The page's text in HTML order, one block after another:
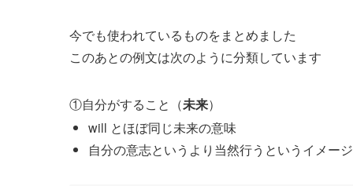
今でも使われているものをまとめました
このあとの例文は次のように分類しています
①自分がすること（未来）
will とほぼ同じ未来の意味
自分の意志というより当然行うというイメージ